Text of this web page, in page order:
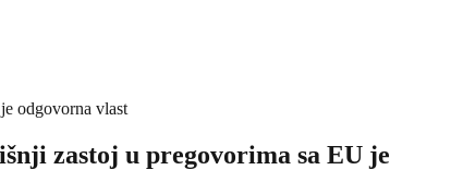
odgovorna vlast
zastoj u pregovorima sa EU je